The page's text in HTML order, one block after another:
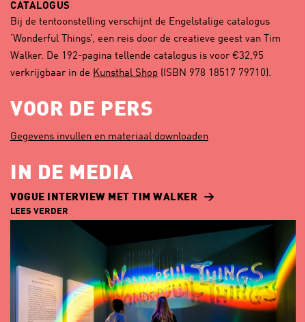
CATALOGUS
Bij de tentoonstelling verschijnt de Engelstalige catalogus
‘Wonderful Things’, een reis door de creatieve geest van Tim
Walker. De 192-pagina tellende catalogus is voor €32,95
verkrijgbaar in de Kunsthal Shop (ISBN 978 18517 79710).
VOOR DE PERS
Gegevens invullen en materiaal downloaden
IN DE MEDIA
VOGUE INTERVIEW MET TIM WALKER
LEES VERDER